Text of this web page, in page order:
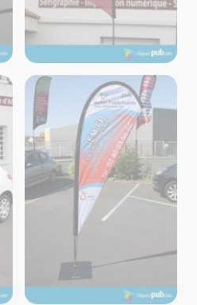
Voiles – Fabrication
Cliquez-Pub ©2024